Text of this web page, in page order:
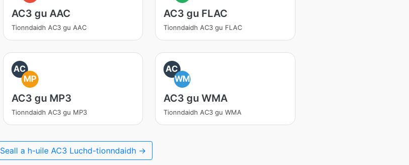
AC3 gu AAC
Tionndaidh AC3 gu AAC
AC3 gu FLAC
Tionndaidh AC3 gu FLAC
AC
MP
AC3 gu MP3
Tionndaidh AC3 gu MP3
AC
WM
AC3 gu WMA
Tionndaidh AC3 gu WMA
Seall a h-uile AC3 Luchd-tionndaidh →